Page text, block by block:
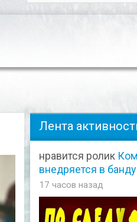
Лента
нравится ролик
внедряется в
17 часов назад